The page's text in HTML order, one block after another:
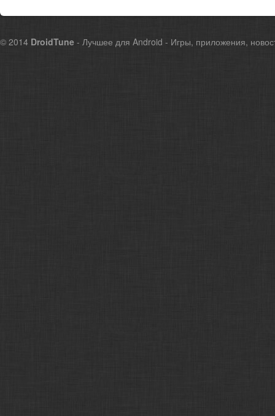
© 2014 DroidTune - Лучшее для Android - Игры, приложения,